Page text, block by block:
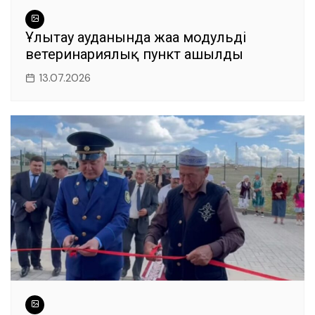
Ұлытау ауданында жаңа модульді
ветеринариялық пункт ашылды
13.07.2026